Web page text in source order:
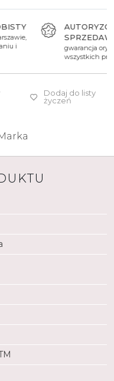
690 zł
w
Dodaj do listy
życzeń